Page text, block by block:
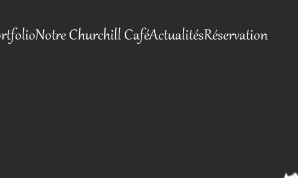
Notre Churchill CaféActualitésRéservation